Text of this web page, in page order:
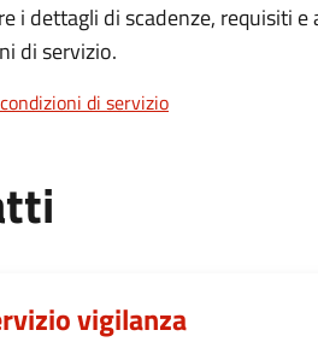
i dettagli di scadenze, requisiti
di servizio.
di servizio
vigilanza